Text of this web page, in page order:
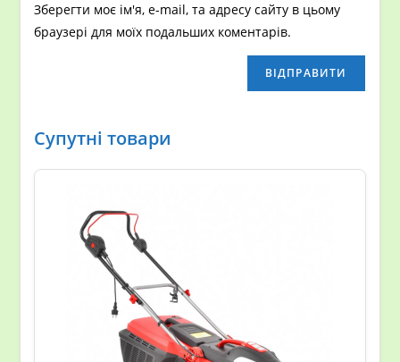
Зберегти моє ім'я, e-mail, та адресу сайту в цьому
браузері для моїх подальших коментарів.
Супутні товари